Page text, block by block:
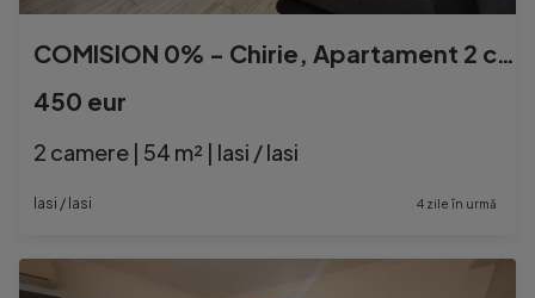
COMISION 0% - Chirie, Apartament 2 camere + LOC DE PARCARE
450 eur
2 camere | 54 m² | Iasi / Iasi
Iasi / Iasi 4 zile în urmă